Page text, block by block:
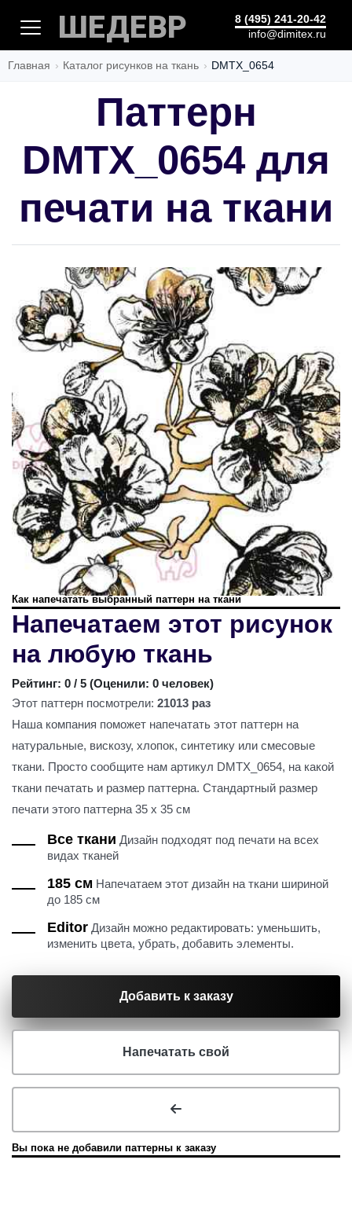
ШЕДЕВР
8 (495) 241-20-42
info@dimitex.ru
Главная Каталог рисунков на ткань DMTX_0654
Паттерн
DMTX_0654 для
печати на ткани
Как напечатать выбранный паттерн на ткани
Напечатаем этот рисунок
на любую ткань
Рейтинг: 0 / 5 (Оценили: 0 человек)
Этот паттерн посмотрели: 21013 раз
Наша компания поможет напечатать этот паттерн на
натуральные, вискозу, хлопок, синтетику или смесовые
ткани. Просто сообщите нам артикул DMTX_0654, на какой
ткани печатать и размер паттерна. Стандартный размер
печати этого паттерна 35 х 35 см
Все ткани Дизайн подходят под печати на всех
видах тканей
185 см Напечатаем этот дизайн на ткани шириной
до 185 см
Editor Дизайн можно редактировать: уменьшить,
изменить цвета, убрать, добавить элементы.
Добавить к заказу
Напечатать свой
Вы пока не добавили паттерны к заказу